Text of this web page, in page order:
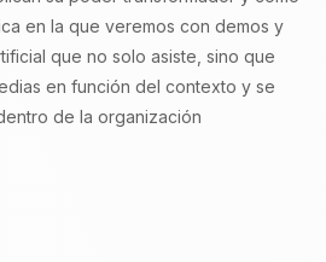
en la que veremos con demos y
que no solo asiste, sino que
en función del contexto y se
de la organización